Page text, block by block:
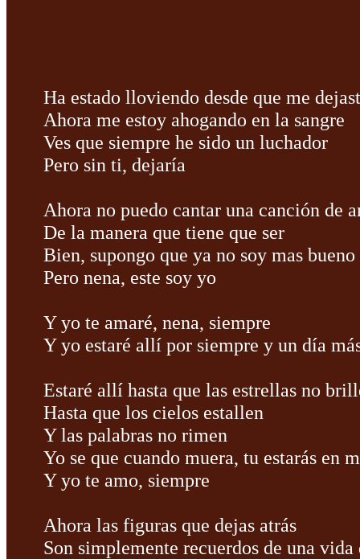
Ha estado lloviendo desde que me
Ahora me estoy ahogando en la sangre
Ves que siempre he sido un luchador
Pero sin ti, dejaría
Ahora no puedo cantar una canción de
De la manera que tiene que ser
Bien, supongo que ya no soy mas bueno
Pero nena, este soy yo
Y yo te amaré, nena, siempre
Y yo estaré allí por siempre y un día
Estaré allí hasta que las estrellas no
Hasta que los cielos estallen
Y las palabras no rimen
Yo se que cuando muera, tu estarás en
Y yo te amo, siempre
Ahora las figuras que dejas atrás
Son simplemente recuerdos de una